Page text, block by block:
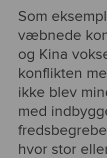
Som
væbnede
og Kina
konflikten
ikke blev
med
hvor stor